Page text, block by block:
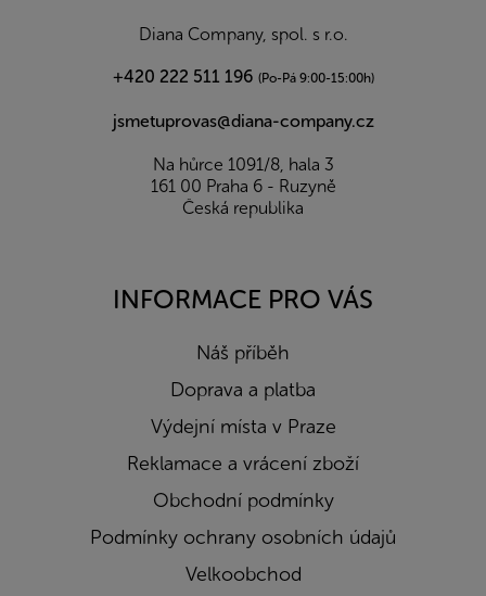
Diana Company, spol. s r.o.
+420 222 511 196 (Po-Pá 9:00-15:00h)
jsmetuprovas@diana-company.cz
Na hůrce 1091/8, hala 3
161 00 Praha 6 - Ruzyně
Česká republika
INFORMACE PRO VÁS
Náš příběh
Doprava a platba
Výdejní místa v Praze
Reklamace a vrácení zboží
Obchodní podmínky
Podmínky ochrany osobních údajů
Velkoobchod